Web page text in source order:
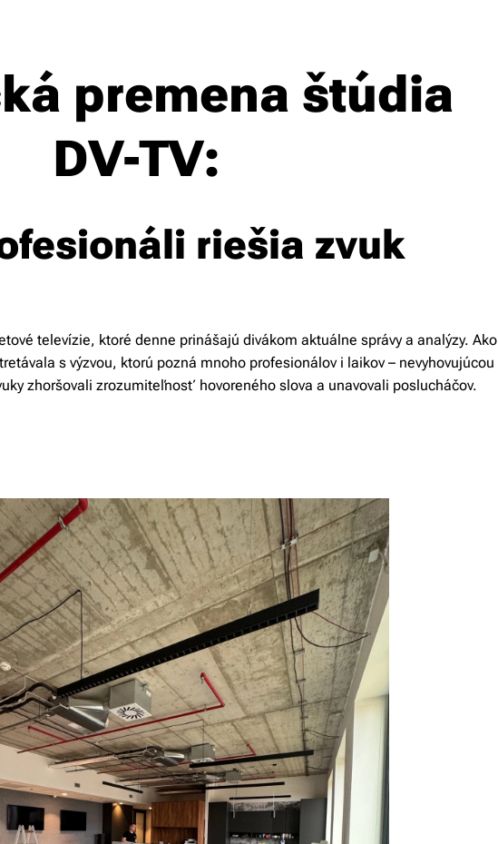
premena štúdia
DV-TV:
riešia zvuk
televízie, ktoré denne prinášajú divákom aktuálne správy a analýzy. Ako
s výzvou, ktorú pozná mnoho profesionálov i laikov – nevyhovujúcou
zhoršovali zrozumiteľnosť hovoreného slova a unavovali poslucháčov.